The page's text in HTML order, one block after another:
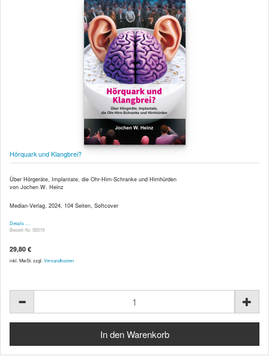
Hörquark und Klangbrei?
Über Hörgeräte, Implantate, die Ohr-Hirn-Schranke und Hirnhürden
von Jochen W. Heinz
Median-Verlag, 2024, 104 Seiten, Softcover
Details …
Bestell-Nr. 59319
29,80 €
inkl. MwSt. zzgl. Versandkosten